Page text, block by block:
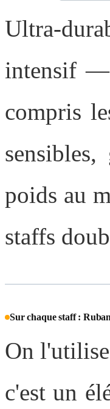
Ultra-
intensif —
compris
poids au
staffs
Sur chaque staff :
On
c'est un